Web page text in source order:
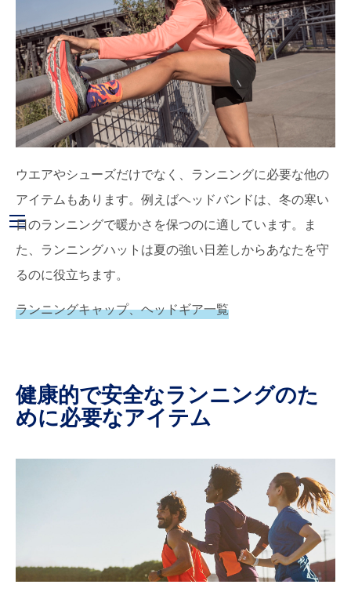
ウエアやシューズだけでなく、ランニングに必要な他の
アイテムもあります。例えばヘッドバンドは、冬の寒い
日のランニングで暖かさを保つのに適しています。ま
た、ランニングハットは夏の強い日差しからあなたを守
るのに役立ちます。
ランニングキャップ、ヘッドギア一覧
健康的で安全なランニングのた
めに必要なアイテム